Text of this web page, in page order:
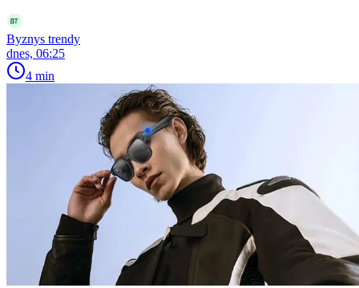
Byznys trendy
dnes, 06:25
4 min